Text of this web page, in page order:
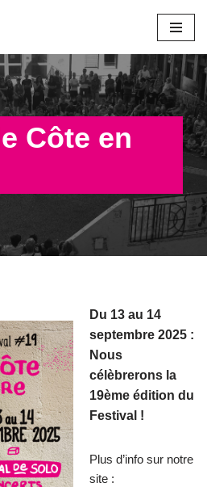
Côte en
Du 13 au 14
septembre 2025 :
Nous
célèbrerons la
19ème édition du
Festival !
Plus d’info sur notre
site :